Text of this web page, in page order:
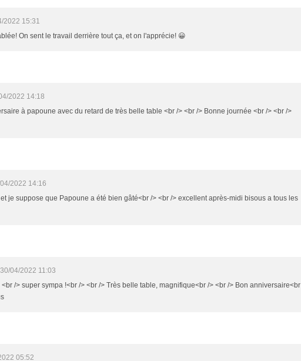
2022 15:31
On sent le travail derrière tout ça, et on l'apprécie! 😀
2022 14:18
à papoune avec du retard de très belle table <br /> <br /> Bonne journée <br /> <br />
2022 14:16
je suppose que Papoune a été bien gâté<br /> <br /> excellent après-midi bisous a tous les
30/04/2022 11:03
/> super sympa !<br /> <br /> Très belle table, magnifique<br /> <br /> Bon anniversaire<br
05:52